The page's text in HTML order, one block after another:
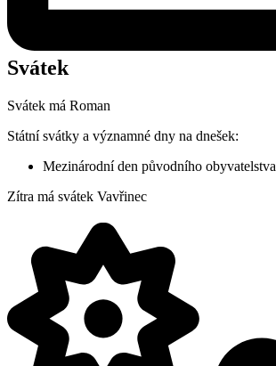
Svátek
Svátek má Roman
Státní svátky a významné dny na dnešek:
Mezinárodní den původního obyvatelstva
Zítra má svátek Vavřinec